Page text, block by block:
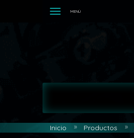
MENÚ
Inicio Productos